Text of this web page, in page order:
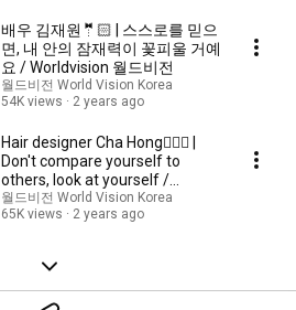
배우 김재원🤵🏻 | 스스로를 믿으
면, 내 안의 잠재력이 꽃피울 거예
요 / Worldvision 월드비전
월드비전 World Vision Korea
54K views
2 years ago
Hair designer Cha Hong💇🏻‍♀️ |
Don't compare yourself to
others, look at yourself /
Worldvision
월드비전 World Vision Korea
65K views
2 years ago